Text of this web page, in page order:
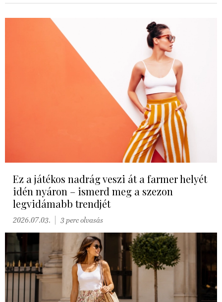
Ez a játékos nadrág veszi át a farmer helyét
idén nyáron – ismerd meg a szezon
legvidámabb trendjét
2026.07.03. 3 perc olvasás